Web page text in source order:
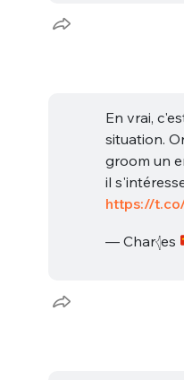
En vrai,
situation.
groom un
il
https://
— Char𓂆es